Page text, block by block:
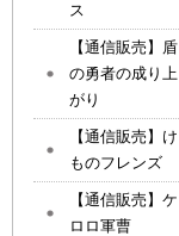
ス
【通信販売】盾
の勇者の成り上
がり
【通信販売】け
ものフレンズ
【通信販売】ケ
ロロ軍曹